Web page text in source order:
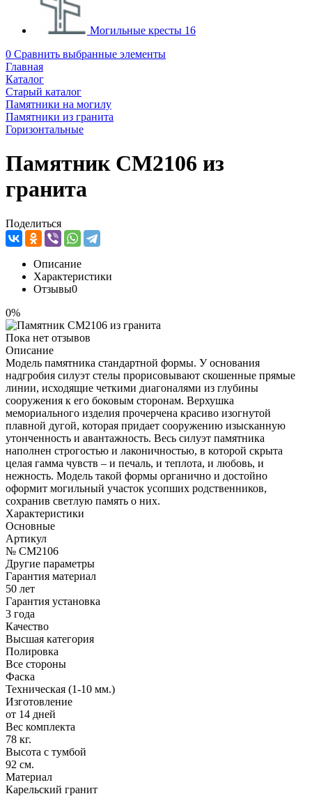
Могильные кресты 16
0 Сравнить выбранные элементы
Главная
Каталог
Старый каталог
Памятники на могилу
Памятники из гранита
Горизонтальные
Памятник CM2106 из
гранита
Поделиться
Описание
Характеристики
Отзывы0
0%
Пока нет отзывов
Описание
Модель памятника стандартной формы. У основания
надгробия силуэт стелы прорисовывают скошенные прямые
линии, исходящие четкими диагоналями из глубины
сооружения к его боковым сторонам. Верхушка
мемориального изделия прочерчена красиво изогнутой
плавной дугой, которая придает сооружению изысканную
утонченность и авантажность. Весь силуэт памятника
наполнен строгостью и лаконичностью, в которой скрыта
целая гамма чувств – и печаль, и теплота, и любовь, и
нежность. Модель такой формы органично и достойно
оформит могильный участок усопших родственников,
сохранив светлую память о них.
Характеристики
Основные
Артикул
№ CM2106
Другие параметры
Гарантия материал
50 лет
Гарантия установка
3 года
Качество
Высшая категория
Полировка
Все стороны
Фаска
Техническая (1-10 мм.)
Изготовление
от 14 дней
Вес комплекта
78 кг.
Высота с тумбой
92 см.
Материал
Карельский гранит